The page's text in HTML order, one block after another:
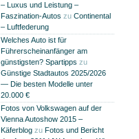
– Luxus und Leistung –
Faszination-Autos zu Continental
– Luftfederung
Welches Auto ist für
Führerscheinanfänger am
günstigsten? Spartipps zu
Günstige Stadtautos 2025/2026
— Die besten Modelle unter
20.000 €
Fotos von Volkswagen auf der
Vienna Autoshow 2015 –
Käferblog zu Fotos und Bericht